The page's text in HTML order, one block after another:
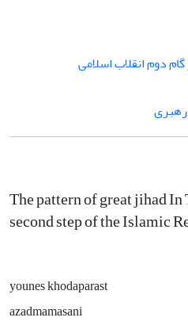
دوم انقلاب اسلامی
The pattern of great jihad
second step of the Islamic
younes khodaparast
azadmamasani